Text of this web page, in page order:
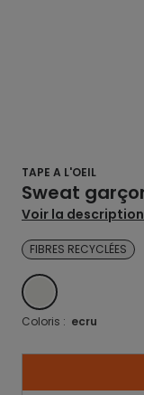
TAPE A L'OEIL
Sweat
Voir la description
FIBRES RECYCLÉES
ECRU
Coloris : ecru